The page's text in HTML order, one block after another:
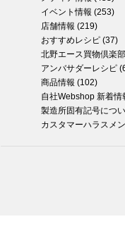
す！今回は冬に大活躍の
す。 キタノセレクショ
ルゲリータ 北野エース
ザになります。特徴は何
生地はひとつひとつ手で
2024年12月14日
もっちもち！和スイーツ
ータイムを ♪
イベント情報 (253)
店舗情報 (219)
おすすめレシピ (37)
北野エース買物倶楽部
アンバサダーレシピ
商品情報 (102)
自社Webshop 新着情
製造所固有記号につ
カスタマーハラスメ